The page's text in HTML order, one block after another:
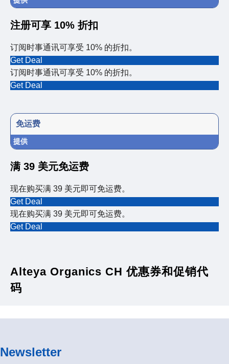
注册可享 10% 折扣
订阅时事通讯可享受 10% 的折扣。
Get Deal
订阅时事通讯可享受 10% 的折扣。
Get Deal
免运费
提供
满 39 美元免运费
现在购买满 39 美元即可免运费。
Get Deal
现在购买满 39 美元即可免运费。
Get Deal
Alteya Organics CH 优惠券和促销代
码
Newsletter